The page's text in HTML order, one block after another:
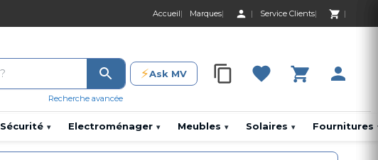
Accueil Marques Service Clients
0 Produit 0,00
Recherche avancée
⚡Ask MV 0 Produit 0,00 DH
Sécurité ▾ Electroménager ▾ Meubles ▾ Solaires ▾ Fournitures